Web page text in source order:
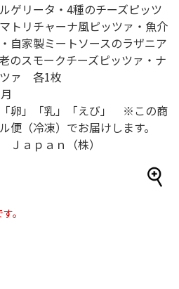
ゲリータ・4種のチーズピッツ
トリチャーナ風ピッツァ・魚介
自家製ミートソースのラザニア
のスモークチーズピッツァ・ナ
ツァ 各1枚
卵」「乳」「えび」 ※この商
便（冷凍）でお届けします。
ａｐａｎ（株）
。